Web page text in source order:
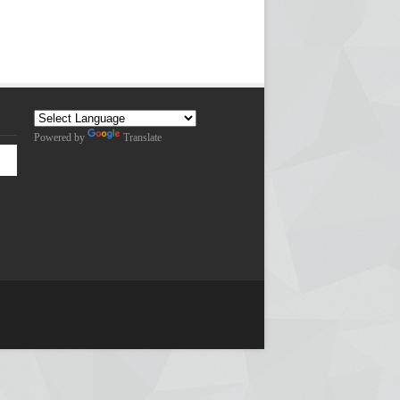
Powered by Translate